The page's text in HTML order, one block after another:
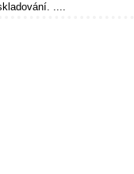
....